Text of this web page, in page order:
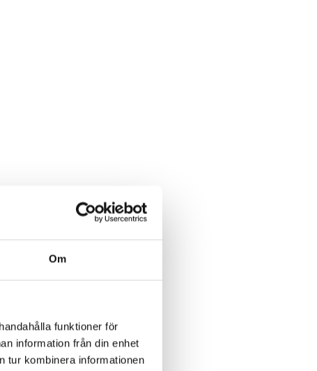
Om
funktioner för
information från din enhet
tur kombinera informationen